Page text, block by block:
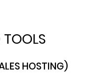
HOSTING)